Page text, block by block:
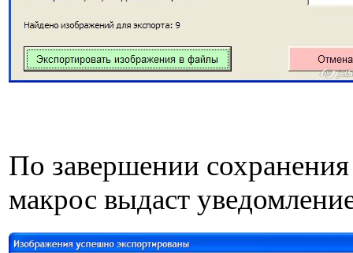
По завершении
макрос выдаст